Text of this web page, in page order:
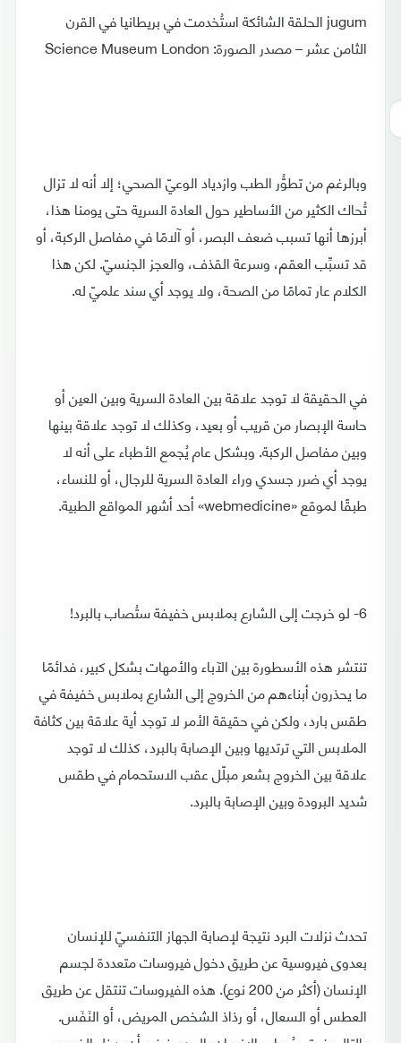
jugum الحلقة الشائكة استُخدمت في بريطانيا في القرن
الثامن عشر – مصدر الصورة: Science Museum London
وبالرغم من تطوُّر الطب وازدياد الوعيّ الصحي؛ إلا أنه لا تزال
تُحاك الكثير من الأساطير حول العادة السرية حتى يومنا هذا،
أبرزها أنها تسبب ضعف البصر، أو آلامًا في مفاصل الركبة، أو
قد تسبِّب العقم، وسرعة القذف، والعجز الجنسيّ. لكن هذا
الكلام عار تمامًا من الصحة، ولا يوجد أي سند علميّ له.
في الحقيقة لا توجد علاقة بين العادة السرية وبين العين أو
حاسة الإبصار من قريب أو بعيد، وكذلك لا توجد علاقة بينها
وبين مفاصل الركبة. وبشكل عام يُجمع الأطباء على أنه لا
يوجد أي ضرر جسدي وراء العادة السرية للرجال، أو للنساء،
طبقًا لموقع «webmedicine» أحد أشهر المواقع الطبية.
6- لو خرجت إلى الشارع بملابس خفيفة ستُصاب بالبرد!
تنتشر هذه الأسطورة بين الآباء والأمهات بشكل كبير، فدائمًا
ما يحذرون أبناءهم من الخروج إلى الشارع بملابس خفيفة في
طقس بارد، ولكن في حقيقة الأمر لا توجد أية علاقة بين كثافة
الملابس التي ترتديها وبين الإصابة بالبرد، كذلك لا توجد
علاقة بين الخروج بشعر مبلّل عقب الاستحمام في طقس
شديد البرودة وبين الإصابة بالبرد.
تحدث نزلات البرد نتيجة لإصابة الجهاز التنفسيّ للإنسان
بعدوى فيروسية عن طريق دخول فيروسات متعددة لجسم
الإنسان (أكثر من 200 نوع). هذه الفيروسات تنتقل عن طريق
العطس أو السعال، أو رذاذ الشخص المريض، أو النَفَس.